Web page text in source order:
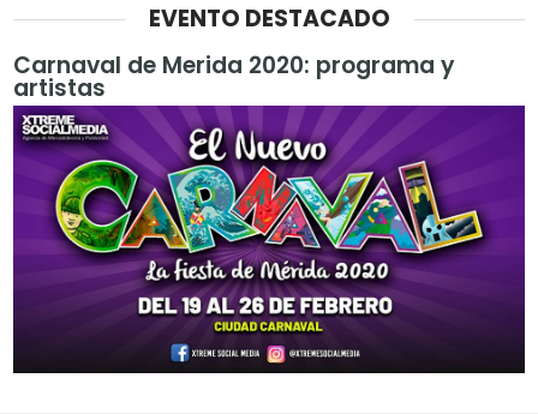
EVENTO DESTACADO
Carnaval de Merida 2020: programa y
artistas